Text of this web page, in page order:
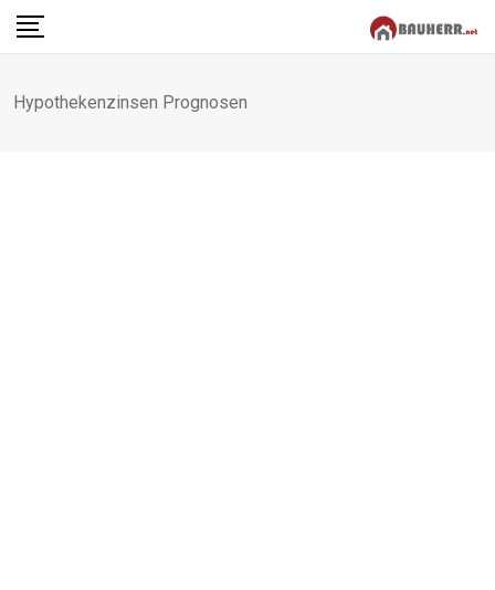
Skip
Hypothekenzinsen Prognosen